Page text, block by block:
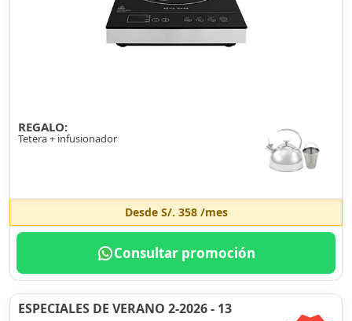
REGALO:
Tetera + infusionador
Desde S/. 358/mes
Consultar promoción
ESPECIALES DE VERANO 2-2026 - 13